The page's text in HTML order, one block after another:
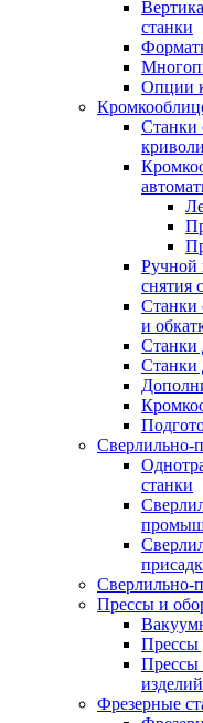
станки
Опции
Станки
Ручной
снятия
Станки
и
Станки
Станки
Сверлильно-
станки
Сверлильно-
Прессы и
Прессы
Прессы
изделий
Фрезерные